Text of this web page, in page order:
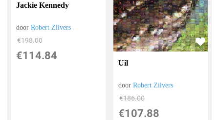
Jackie Kennedy
doorRobert Zilvers
€198.00
€114.84
Uil
doorRobert Zilvers
€186.00
€107.88